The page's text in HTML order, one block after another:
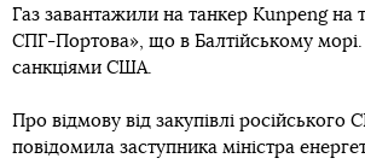
Газ завантажили на танкер Kunpeng на
СПГ-Портова», що в Балтійському морі.
санкціями США.
Про відмову від закупівлі російського
повідомила заступника міністра